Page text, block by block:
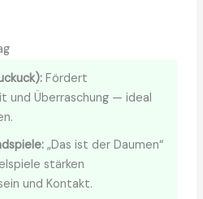
Fördert
und Überraschung — ideal
„Das ist der Daumen“
stärken
und Kontakt.